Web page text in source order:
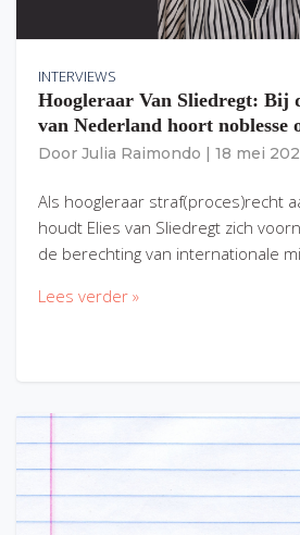
INTERVIEWS
Hoogleraar Van Sliedregt: Bij
van Nederland hoort noblesse
Door Julia Raimondo 18 mei
Als hoogleraar straf(proces)recht
houdt Elies van Sliedregt zich
de berechting van internationale
Lees verder »